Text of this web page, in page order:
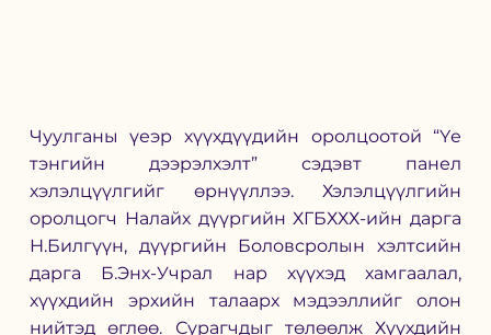
Чуулганы үеэр хүүхдүүдийн оролцоотой “Үе
тэнгийн дээрэлхэлт” сэдэвт панел
хэлэлцүүлгийг өрнүүллээ. Хэлэлцүүлгийн
оролцогч Налайх дүүргийн ХГБХХХ-ийн дарга
Н.Билгүүн, дүүргийн Боловсролын хэлтсийн
дарга Б.Энх-Учрал нар хүүхэд хамгаалал,
хүүхдийн эрхийн талаарх мэдээллийг олон
нийтэд өглөө. Сурагчдыг төлөөлж Хүүхдийн